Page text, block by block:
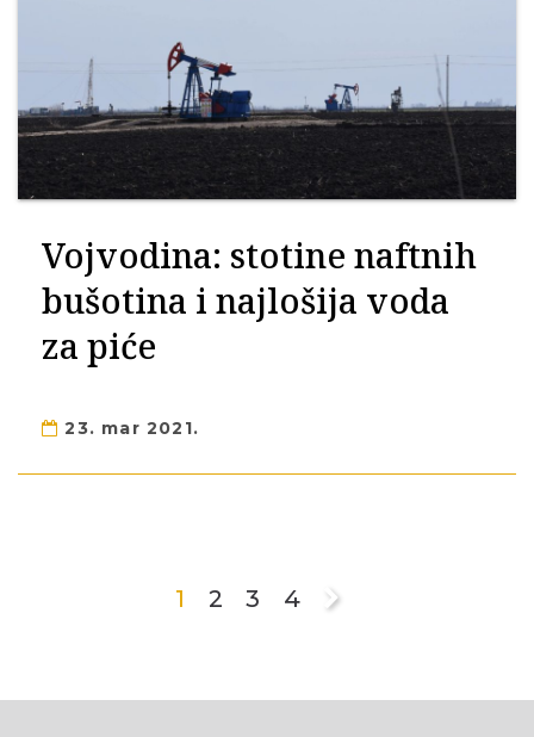
Vojvodina: stotine naftnih
bušotina i najlošija voda
za piće
23. mar 2021.
1 2 3 4